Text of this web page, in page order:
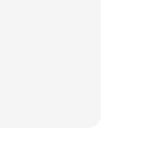
Malaysia untuk tahun